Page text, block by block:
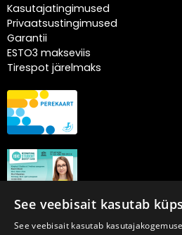
Kasutajatingimused
Privaatsustingimused
Garantii
ESTO3 makseviis
Tirespot järelmaks
See veebisait kasutab
See veebisait kasutab